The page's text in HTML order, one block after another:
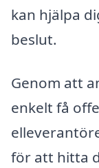
kan hjälpa
beslut.
Genom att
enkelt få
för att hitta